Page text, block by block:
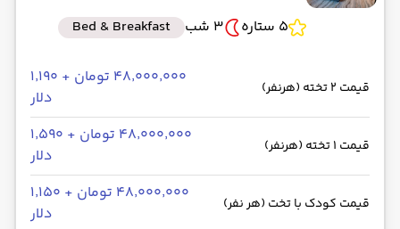
5 ستاره
3 شب Bed & Breakfast
قیمت 2 تخته (هرنفر)
۴۸٬۰۰۰٬۰۰۰ تومان + ۱٬۱۹۰
دلار
قیمت 1 تخته (هرنفر)
۴۸٬۰۰۰٬۰۰۰ تومان + ۱٬۵۹۰
دلار
قیمت کودک با تخت (هر نفر)
۴۸٬۰۰۰٬۰۰۰ تومان + ۱٬۱۵۰
دلار